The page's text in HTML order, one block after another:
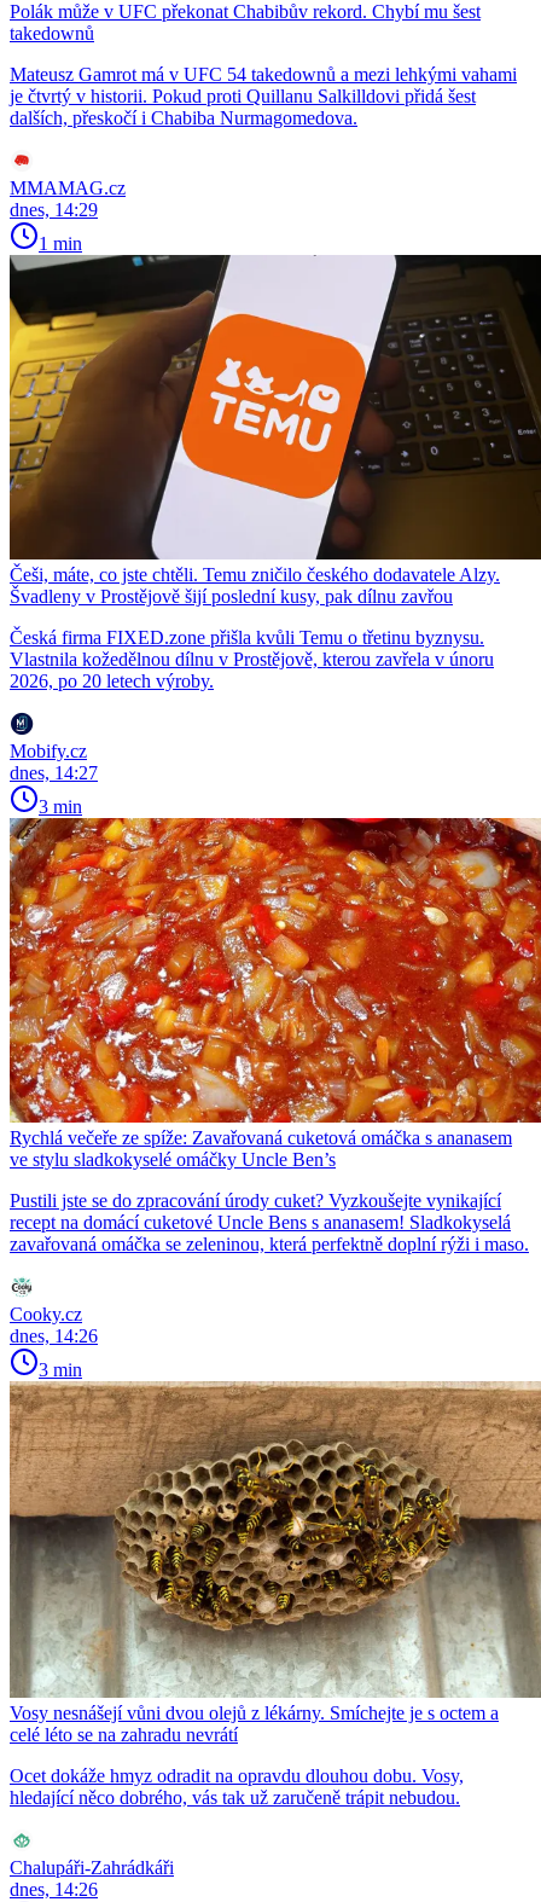
Polák může v UFC překonat Chabibův rekord. Chybí mu šest
takedownů
Mateusz Gamrot má v UFC 54 takedownů a mezi lehkými vahami
je čtvrtý v historii. Pokud proti Quillanu Salkilldovi přidá šest
dalších, přeskočí i Chabiba Nurmagomedova.
MMAMAG.cz
dnes, 14:29
1 min
Češi, máte, co jste chtěli. Temu zničilo českého dodavatele Alzy.
Švadleny v Prostějově šijí poslední kusy, pak dílnu zavřou
Česká firma FIXED.zone přišla kvůli Temu o třetinu byznysu.
Vlastnila kožedělnou dílnu v Prostějově, kterou zavřela v únoru
2026, po 20 letech výroby.
Mobify.cz
dnes, 14:27
3 min
Rychlá večeře ze spíže: Zavařovaná cuketová omáčka s ananasem
ve stylu sladkokyselé omáčky Uncle Ben’s
Pustili jste se do zpracování úrody cuket? Vyzkoušejte vynikající
recept na domácí cuketové Uncle Bens s ananasem! Sladkokyselá
zavařovaná omáčka se zeleninou, která perfektně doplní rýži i maso.
Cooky.cz
dnes, 14:26
3 min
Vosy nesnášejí vůni dvou olejů z lékárny. Smíchejte je s octem a
celé léto se na zahradu nevrátí
Ocet dokáže hmyz odradit na opravdu dlouhou dobu. Vosy,
hledající něco dobrého, vás tak už zaručeně trápit nebudou.
Chalupáři-Zahrádkáři
dnes, 14:26